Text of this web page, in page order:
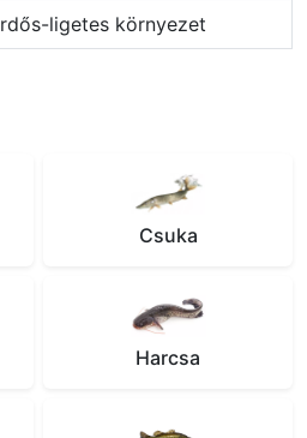
Erdős-ligetes környezet
Csuka
Harcsa